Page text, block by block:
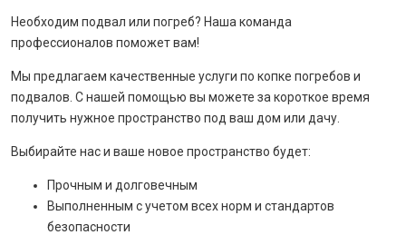
Необходим подвал или погреб? Наша команда
профессионалов поможет вам!
Мы предлагаем качественные услуги по копке погребов и
подвалов. С нашей помощью вы можете за короткое время
получить нужное пространство под ваш дом или дачу.
Выбирайте нас и ваше новое пространство будет:
Прочным и долговечным
Выполненным с учетом всех норм и стандартов
безопасности